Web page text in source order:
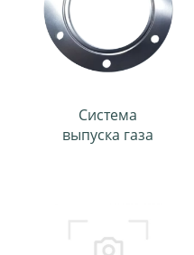
Система
выпуска газа